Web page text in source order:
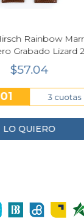
Correa Hirsch
Cuero Nubuck
19.01
LO